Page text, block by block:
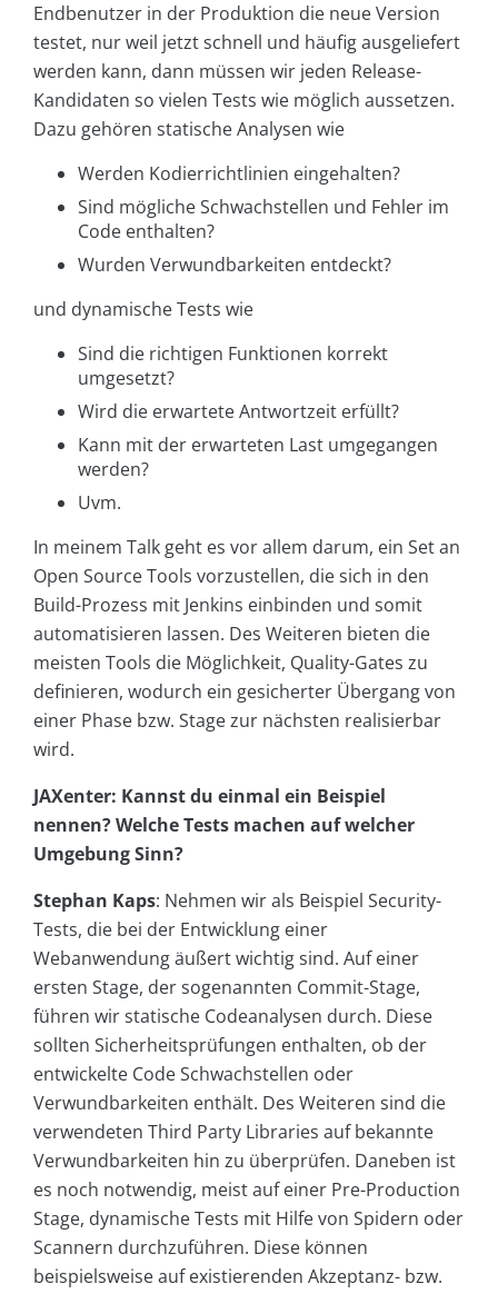
Endbenutzer in der Produktion die neue Version
testet, nur weil jetzt schnell und häufig ausgeliefert
werden kann, dann müssen wir jeden Release-
Kandidaten so vielen Tests wie möglich aussetzen.
Dazu gehören statische Analysen wie
Werden Kodierrichtlinien eingehalten?
Sind mögliche Schwachstellen und Fehler im
Code enthalten?
Wurden Verwundbarkeiten entdeckt?
und dynamische Tests wie
Sind die richtigen Funktionen korrekt
umgesetzt?
Wird die erwartete Antwortzeit erfüllt?
Kann mit der erwarteten Last umgegangen
werden?
Uvm.
In meinem Talk geht es vor allem darum, ein Set an
Open Source Tools vorzustellen, die sich in den
Build-Prozess mit Jenkins einbinden und somit
automatisieren lassen. Des Weiteren bieten die
meisten Tools die Möglichkeit, Quality-Gates zu
definieren, wodurch ein gesicherter Übergang von
einer Phase bzw. Stage zur nächsten realisierbar
wird.
JAXenter: Kannst du einmal ein Beispiel
nennen? Welche Tests machen auf welcher
Umgebung Sinn?
Stephan Kaps: Nehmen wir als Beispiel Security-
Tests, die bei der Entwicklung einer
Webanwendung äußert wichtig sind. Auf einer
ersten Stage, der sogenannten Commit-Stage,
führen wir statische Codeanalysen durch. Diese
sollten Sicherheitsprüfungen enthalten, ob der
entwickelte Code Schwachstellen oder
Verwundbarkeiten enthält. Des Weiteren sind die
verwendeten Third Party Libraries auf bekannte
Verwundbarkeiten hin zu überprüfen. Daneben ist
es noch notwendig, meist auf einer Pre-Production
Stage, dynamische Tests mit Hilfe von Spidern oder
Scannern durchzuführen. Diese können
beispielsweise auf existierenden Akzeptanz- bzw.